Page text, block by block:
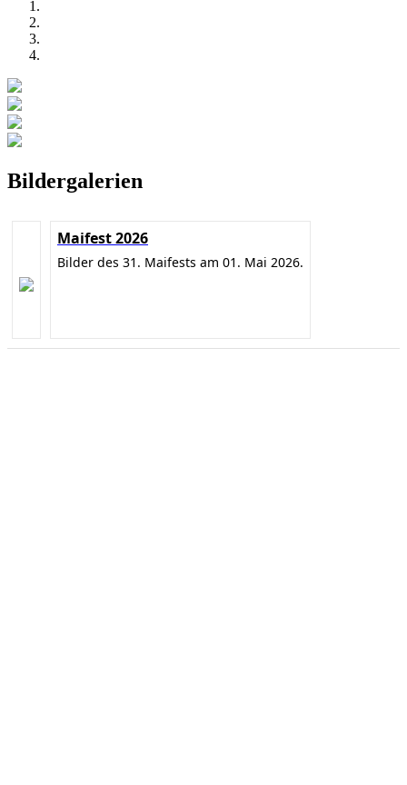
Bildergalerien
Maifest 2026
Bilder des 31. Maifests am 01. Mai 2026.